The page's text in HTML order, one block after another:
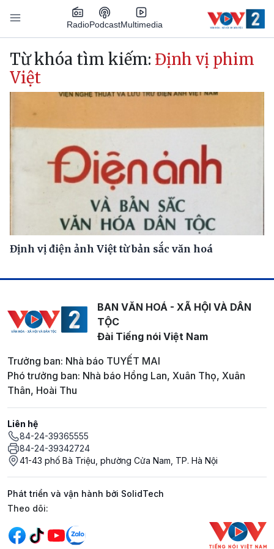
Nhảy đến nội dung
RadioPodcastMultimedia
Main navigation
Từ khóa tìm kiếm: Định vị phim
Việt
Định vị điện ảnh Việt từ bản sắc văn hoá
BAN VĂN HOÁ - XÃ HỘI VÀ DÂN
TỘC
Đài Tiếng nói Việt Nam
Trưởng ban: Nhà báo TUYẾT MAI
Phó trưởng ban: Nhà báo Hồng Lan, Xuân Thọ, Xuân
Thân, Hoài Thu
Liên hệ
84-24-39365555
84-24-39342724
41-43 phố Bà Triệu, phường Cửa Nam, TP. Hà Nội
Phát triển và vận hành bởi SolidTech
Mạng xã hội
Theo dõi: